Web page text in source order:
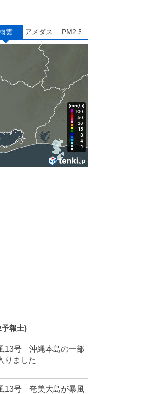
雲 アメダス PM2.5
予報士)
13号 沖縄本島の一部
りました
13号 奄美大島が暴風